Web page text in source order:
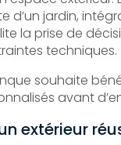
d’un jardin,
la prise de
techniques.
souhaite
avant
extérieur